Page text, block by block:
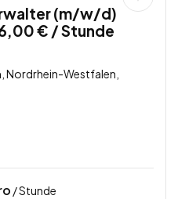
(m/w/d)
€ / Stunde
Nordrhein-Westfalen,
/ Stunde